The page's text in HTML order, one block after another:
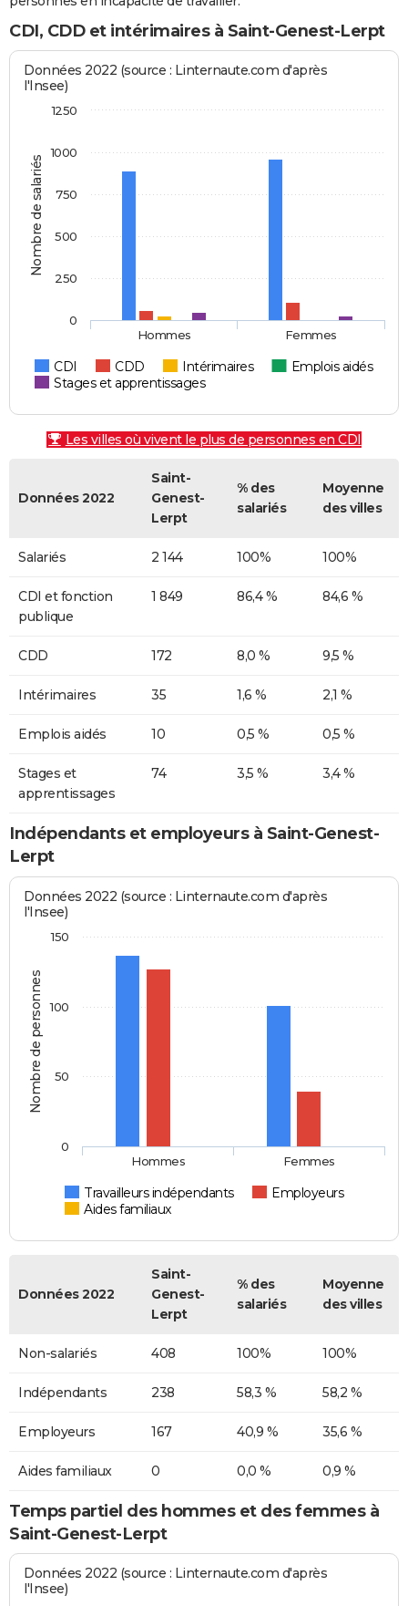
CDI, CDD et intérimaires à Saint-Genest-Lerpt
Nombre de salariés
Données 2022 (source : Linternaute.com d'après
l'Insee)
CDI CDD Intérimaires
Emplois aidés
Stages et apprentissages
Hommes Femmes
0
250
500
750
1000
1250
Les villes où vivent le plus de personnes en CDI
Données 2022
Saint-
Genest-
Lerpt
% des
salariés
Moyenne
des villes
Salariés 2 144 100% 100%
CDI et fonction
publique
1 849 86,4 % 84,6 %
CDD 172 8,0 % 9,5 %
Intérimaires 35 1,6 % 2,1 %
Emplois aidés 10 0,5 % 0,5 %
Stages et
apprentissages
74 3,5 % 3,4 %
Indépendants et employeurs à Saint-Genest-
Lerpt
Nombre de personnes
Données 2022 (source : Linternaute.com d'après
l'Insee)
Travailleurs indépendants
Employeurs
Aides familiaux
Hommes Femmes
0
50
100
150
Données 2022
Saint-
Genest-
Lerpt
% des
salariés
Moyenne
des villes
Non-salariés 408 100% 100%
Indépendants 238 58,3 % 58,2 %
Employeurs 167 40,9 % 35,6 %
Aides familiaux 0 0,0 % 0,9 %
Temps partiel des hommes et des femmes à
Saint-Genest-Lerpt
Données 2022 (source : Linternaute.com d'après
l'Insee)